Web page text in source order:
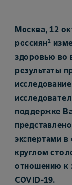
Москва, 12
россиян1
здоровью во
результаты
поддержке
экспертами в
круглом
отношению к
COVID-19.